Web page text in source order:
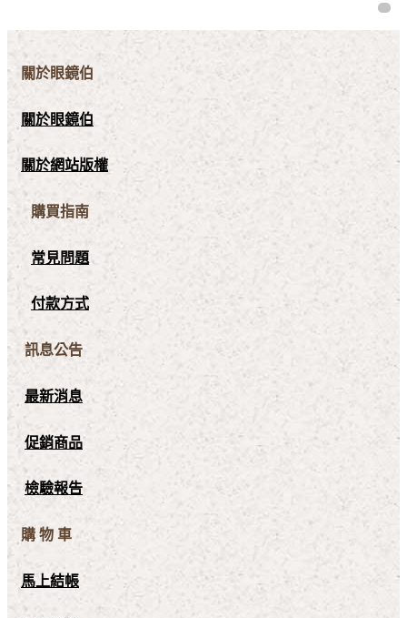
關於眼鏡伯
關於眼鏡伯
關於網站版權
購買指南
常見問題
付款方式
訊息公告
最新消息
促銷商品
檢驗報告
購 物 車
馬上結帳